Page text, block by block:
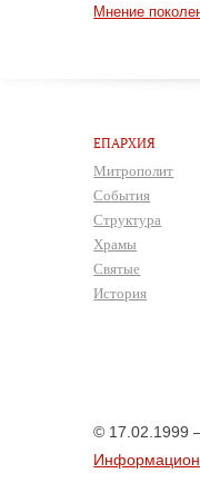
Мнение
ЕПАРХИЯ
Митрополит
События
Структура
Храмы
Святые
История
© 17.02.1999